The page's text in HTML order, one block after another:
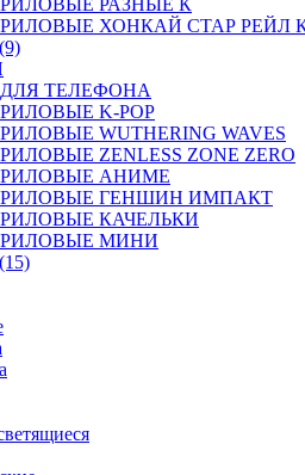
РАЗНЫЕ К
ХОНКАЙ СТАР РЕЙЛ
ТЕЛЕФОНА
K-POP
WUTHERING WAVES
ZENLESS ZONE ZERO
АНИМЕ
ГЕНШИН ИМПАКТ
КАЧЕЛЬКИ
МИНИ